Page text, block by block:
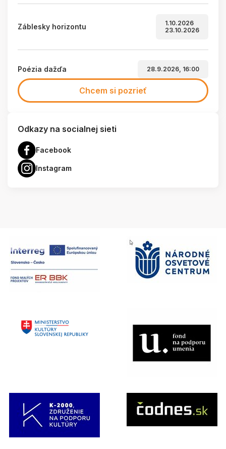
Záblesky horizontu
1.10.2026
23.10.2026
Poézia dažďa 28.9.2026, 16:00
Chcem si pozrieť
Odkazy na socialnej sieti
Facebook
Instagram